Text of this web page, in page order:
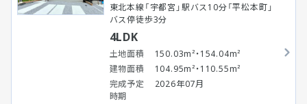
東北本線「宇都宮」駅バス10分「平松本町」
バス停徒歩3分
4LDK
土地面積
150.03m²・154.04m²
建物面積
104.95m²・110.55m²
完成予定
時期
2026年07月